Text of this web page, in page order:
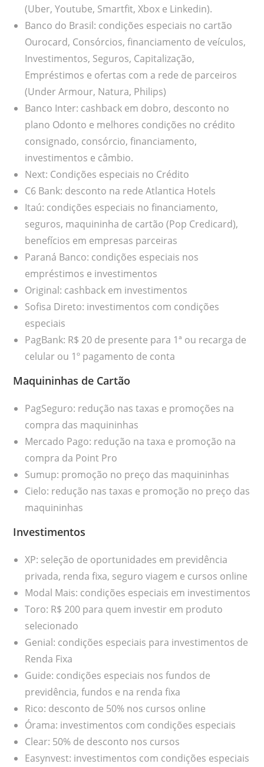
(Uber, Youtube, Smartfit, Xbox e Linkedin).
Banco do Brasil: condições especiais no cartão
Ourocard, Consórcios, financiamento de veículos,
Investimentos, Seguros, Capitalização,
Empréstimos e ofertas com a rede de parceiros
(Under Armour, Natura, Philips)
Banco Inter: cashback em dobro, desconto no
plano Odonto e melhores condições no crédito
consignado, consórcio, financiamento,
investimentos e câmbio.
Next: Condições especiais no Crédito
C6 Bank: desconto na rede Atlantica Hotels
Itaú: condições especiais no financiamento,
seguros, maquininha de cartão (Pop Credicard),
benefícios em empresas parceiras
Paraná Banco: condições especiais nos
empréstimos e investimentos
Original: cashback em investimentos
Sofisa Direto: investimentos com condições
especiais
PagBank: R$ 20 de presente para 1ª ou recarga de
celular ou 1º pagamento de conta
Maquininhas de Cartão
PagSeguro: redução nas taxas e promoções na
compra das maquininhas
Mercado Pago: redução na taxa e promoção na
compra da Point Pro
Sumup: promoção no preço das maquininhas
Cielo: redução nas taxas e promoção no preço das
maquininhas
Investimentos
XP: seleção de oportunidades em previdência
privada, renda fixa, seguro viagem e cursos online
Modal Mais: condições especiais em investimentos
Toro: R$ 200 para quem investir em produto
selecionado
Genial: condições especiais para investimentos de
Renda Fixa
Guide: condições especiais nos fundos de
previdência, fundos e na renda fixa
Rico: desconto de 50% nos cursos online
Órama: investimentos com condições especiais
Clear: 50% de desconto nos cursos
Easynvest: investimentos com condições especiais